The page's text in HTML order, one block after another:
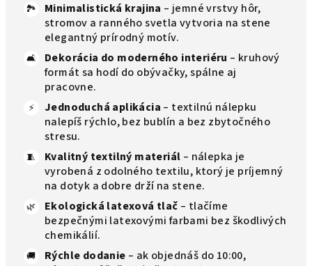
🏞️ Minimalistická krajina – jemné vrstvy hôr,
stromov a ranného svetla vytvoria na stene
elegantný prírodný motív.
🛋️ Dekorácia do moderného interiéru – kruhový
formát sa hodí do obývačky, spálne aj
pracovne.
⚡ Jednoduchá aplikácia – textilnú nálepku
nalepíš rýchlo, bez bublín a bez zbytočného
stresu.
🧵 Kvalitný textilný materiál – nálepka je
vyrobená z odolného textilu, ktorý je príjemný
na dotyk a dobre drží na stene.
🌿 Ekologická latexová tlač – tlačíme
bezpečnými latexovými farbami bez škodlivých
chemikálií.
🚚 Rýchle dodanie – ak objednáš do 10:00,